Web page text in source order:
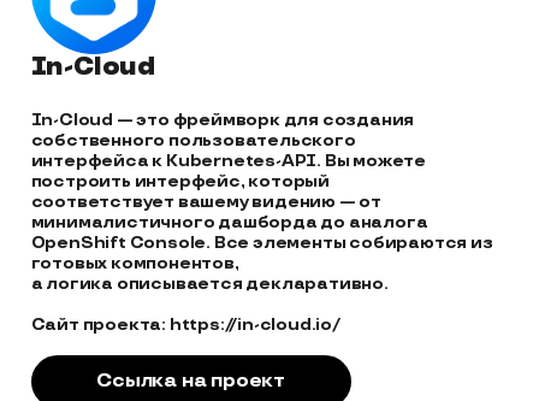
In-Сloud
In-Cloud — это фреймворк для создания
собственного пользовательского
интерфейса к Kubernetes-API. Вы можете
построить интерфейс, который
соответствует вашему видению — от
минималистичного дашборда до аналога
OpenShift Console. Все элементы собираются из
готовых компонентов,
а логика описывается декларативно.
Сайт проекта: https://in-cloud.io/
Ссылка на проект